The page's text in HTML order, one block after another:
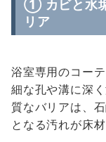
① カビと水
リア
浴室専用のコー
細な孔や溝に深
質なバリアは、
となる汚れが床